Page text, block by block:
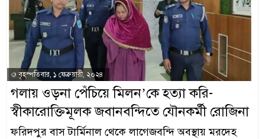
বৃহস্পতিবার, ১ ফেব্রুয়ারী, ২০২৪
গলায় ওড়না পেঁচিয়ে মিলন’কে হত্যা করি-
স্বীকারোক্তিমূলক জবানবন্দিতে যৌনকর্মী রোজিনা
ফরিদপুর বাস টার্মিনাল থেকে লাগেজবন্দি অবস্থায় মরদেহ